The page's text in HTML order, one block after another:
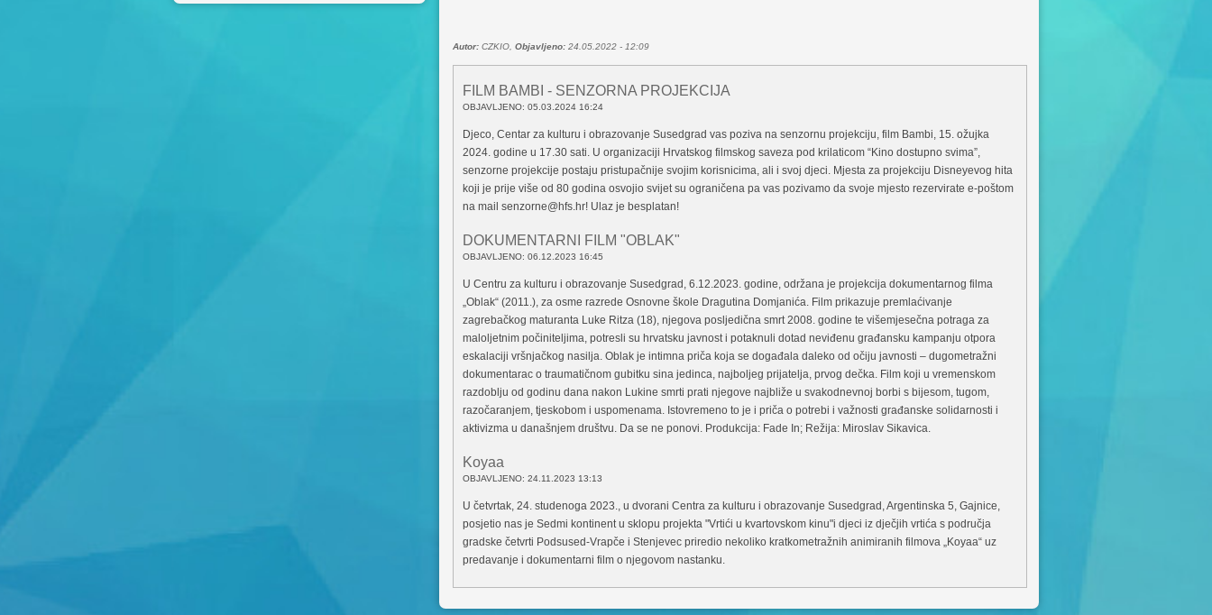
Autor: CZKIO, Objavljeno: 24.05.2022 - 12:09
FILM BAMBI - SENZORNA PROJEKCIJA
OBJAVLJENO: 05.03.2024 16:24
Djeco, Centar za kulturu i obrazovanje Susedgrad vas poziva na senzornu projekciju, film Bambi, 15. ožujka
2024. godine u 17.30 sati. U organizaciji Hrvatskog filmskog saveza pod krilaticom “Kino dostupno svima”,
senzorne projekcije postaju pristupačnije svojim korisnicima, ali i svoj djeci. Mjesta za projekciju Disneyevog hita
koji je prije više od 80 godina osvojio svijet su ograničena pa vas pozivamo da svoje mjesto rezervirate e-poštom
na mail senzorne@hfs.hr! Ulaz je besplatan!
DOKUMENTARNI FILM "OBLAK"
OBJAVLJENO: 06.12.2023 16:45
U Centru za kulturu i obrazovanje Susedgrad, 6.12.2023. godine, održana je projekcija dokumentarnog filma
„Oblak“ (2011.), za osme razrede Osnovne škole Dragutina Domjanića. Film prikazuje premlaćivanje
zagrebačkog maturanta Luke Ritza (18), njegova posljedična smrt 2008. godine te višemjesečna potraga za
maloljetnim počiniteljima, potresli su hrvatsku javnost i potaknuli dotad neviđenu građansku kampanju otpora
eskalaciji vršnjačkog nasilja. Oblak je intimna priča koja se događala daleko od očiju javnosti – dugometražni
dokumentarac o traumatičnom gubitku sina jedinca, najboljeg prijatelja, prvog dečka. Film koji u vremenskom
razdoblju od godinu dana nakon Lukine smrti prati njegove najbliže u svakodnevnoj borbi s bijesom, tugom,
razočaranjem, tjeskobom i uspomenama. Istovremeno to je i priča o potrebi i važnosti građanske solidarnosti i
aktivizma u današnjem društvu. Da se ne ponovi. Produkcija: Fade In; Režija: Miroslav Sikavica.
Koyaa
OBJAVLJENO: 24.11.2023 13:13
U četvrtak, 24. studenoga 2023., u dvorani Centra za kulturu i obrazovanje Susedgrad, Argentinska 5, Gajnice,
posjetio nas je Sedmi kontinent u sklopu projekta "Vrtići u kvartovskom kinu"i djeci iz dječjih vrtića s područja
gradske četvrti Podsused-Vrapče i Stenjevec priredio nekoliko kratkometražnih animiranih filmova „Koyaa“ uz
predavanje i dokumentarni film o njegovom nastanku.